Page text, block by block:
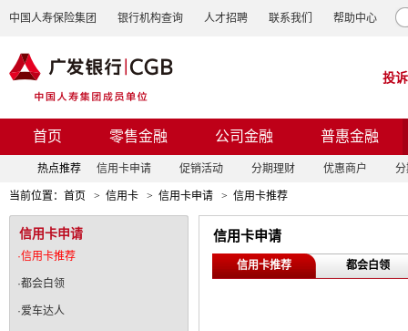
中国人寿保险集团 银行机构查询 人才招聘 联系我们 帮助中心
投
首页 零售金融 公司金融 普惠金融
热点推荐 信用卡申请 促销活动 分期理财 优惠商户
当前位置： 首页 > 信用卡 > 信用卡申请 > 信用卡推荐
信用卡申请
·信用卡推荐
·都会白领
·爱车达人
信用卡申请
信用卡推荐 都会白领